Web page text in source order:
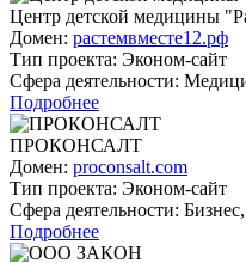
Центр дет­ской ме­дици­ны
Домен: растемвместе12.рф
Тип проекта: Эконом-сайт
Сфера деятельности:
Подробнее
ПРО­КОН­САЛТ
Домен: proconsalt.com
Тип проекта: Эконом-сайт
Сфера деятельности:
Подробнее